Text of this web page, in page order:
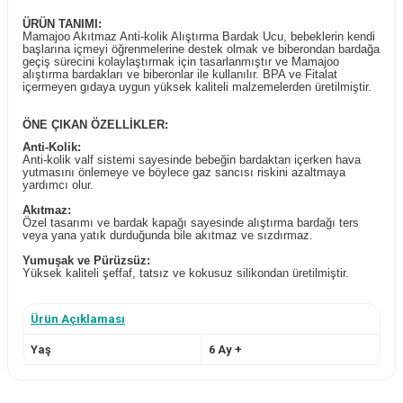
ÜRÜN TANIMI:
Mamajoo Akıtmaz Anti-kolik Alıştırma Bardak Ucu, bebeklerin kendi
başlarına içmeyi öğrenmelerine destek olmak ve biberondan bardağa
geçiş sürecini kolaylaştırmak için tasarlanmıştır ve Mamajoo
alıştırma bardakları ve biberonlar ile kullanılır. BPA ve Fitalat
içermeyen gıdaya uygun yüksek kaliteli malzemelerden üretilmiştir.
ÖNE ÇIKAN ÖZELLİKLER:
Anti-Kolik:
Anti-kolik valf sistemi sayesinde bebeğin bardaktan içerken hava
yutmasını önlemeye ve böylece gaz sancısı riskini azaltmaya
yardımcı olur.
Akıtmaz:
Özel tasarımı ve bardak kapağı sayesinde alıştırma bardağı ters
veya yana yatık durduğunda bile akıtmaz ve sızdırmaz.
Yumuşak ve Pürüzsüz:
Yüksek kaliteli şeffaf, tatsız ve kokusuz silikondan üretilmiştir.
Silikon bardak ucu bebek çektiği kadar sıvı akışı sağlar.
Saklama kutusuyla hijyenik olarak saklanır.
Ürün Açıklaması
Yaş 6 Ay +